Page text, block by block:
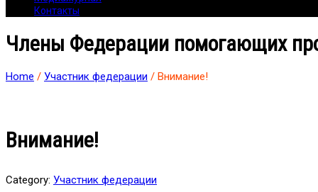
Контакты
Члены Федерации помогающих
Home / Участник федерации / Внимание!
Внимание!
Category: Участник федерации